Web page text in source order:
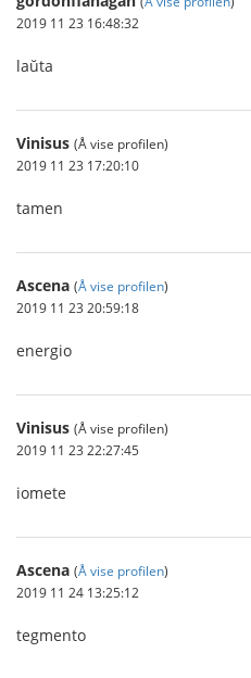
2019 11 23 16:48:32
laŭta
Vinisus (Å vise profilen)
2019 11 23 17:20:10
tamen
Ascena (Å vise profilen)
2019 11 23 20:59:18
energio
Vinisus (Å vise profilen)
2019 11 23 22:27:45
iomete
Ascena (Å vise profilen)
2019 11 24 13:25:12
tegmento